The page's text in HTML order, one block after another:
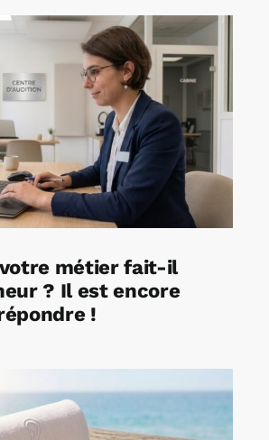
votre métier fait-il
? Il est encore
!